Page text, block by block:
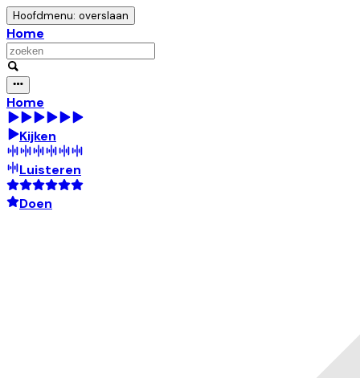
Hoofdmenu: overslaan
Home
Home
Kijken
Luisteren
Doen